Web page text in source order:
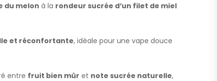
du melon à la rondeur sucrée d’un filet de miel
et réconfortante, idéale pour une vape douce
entre fruit bien mûr et note sucrée naturelle,